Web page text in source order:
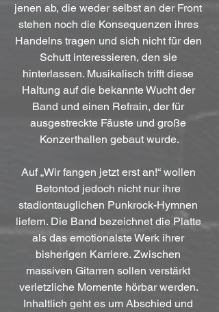
jenen ab, die weder selbst an der Front
stehen noch die Konsequenzen ihres
Handelns tragen und sich nicht für den
Schutt interessieren, den sie
hinterlassen. Musikalisch trifft diese
Haltung auf die bekannte Wucht der
Band und einen Refrain, der für
ausgestreckte Fäuste und große
Konzerthallen gebaut wurde.
Auf „Wir fangen jetzt erst an!“ wollen
Betontod jedoch nicht nur ihre
stadiontauglichen Punkrock-Hymnen
liefern. Die Band bezeichnet die Platte
als das emotionalste Werk ihrer
bisherigen Karriere. Zwischen
massiven Gitarren sollen verstärkt
verletzliche Momente hörbar werden.
Inhaltlich geht es um Abschied und